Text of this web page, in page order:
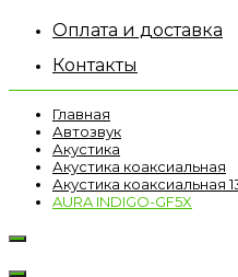
Оплата и доставка
Контакты
Главная
Автозвук
Акустика
Акустика коаксиальная
Акустика коаксиальная
AURA INDIGO-GF5X